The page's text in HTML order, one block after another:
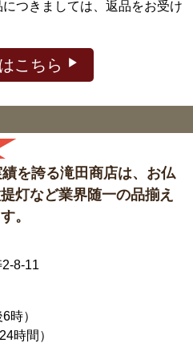
つきましては、返品をお受け
こちら
を誇る滝田商店は、 お仏
灯など業界随一の品揃え
。
8-11
時）
時間）